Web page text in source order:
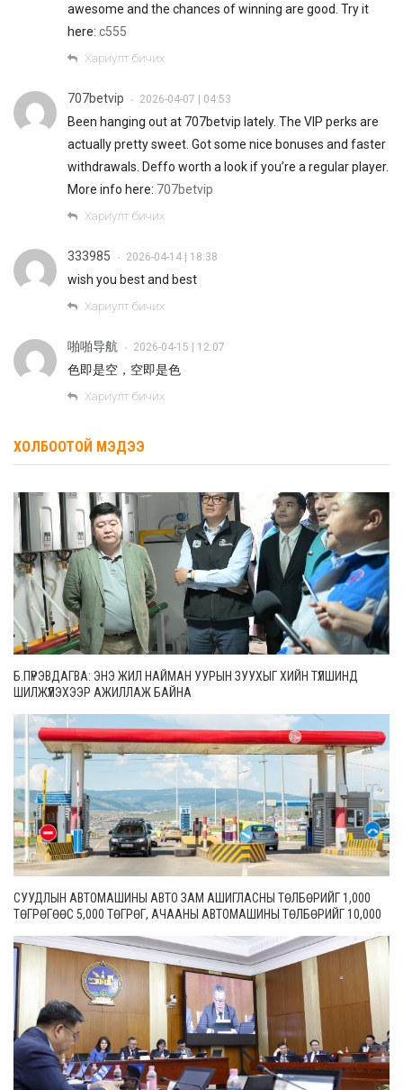
awesome and the chances of winning are good. Try it
here: c555
Хариулт бичих
707betvip • 2026-04-07 | 04:53
Been hanging out at 707betvip lately. The VIP perks are
actually pretty sweet. Got some nice bonuses and faster
withdrawals. Deffo worth a look if you’re a regular player.
More info here: 707betvip
Хариулт бичих
333985 • 2026-04-14 | 18:38
wish you best and best
Хариулт бичих
啪啪导航 • 2026-04-15 | 12:07
色即是空，空即是色
Хариулт бичих
ХОЛБООТОЙ МЭДЭЭ
Б.ПҮРЭВДАГВА: ЭНЭ ЖИЛ НАЙМАН УУРЫН ЗУУХЫГ ХИЙН ТҮЛШИНД
ШИЛЖҮҮЛЭХЭЭР АЖИЛЛАЖ БАЙНА
СУУДЛЫН АВТОМАШИНЫ АВТО ЗАМ АШИГЛАСНЫ ТӨЛБӨРИЙГ 1,000
ТӨГРӨГӨӨС 5,000 ТӨГРӨГ, АЧААНЫ АВТОМАШИНЫ ТӨЛБӨРИЙГ 10,000